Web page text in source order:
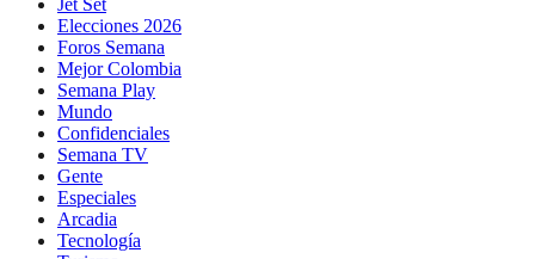
Elecciones 2026
Foros Semana
Mejor Colombia
Semana Play
Mundo
Confidenciales
Semana TV
Gente
Especiales
Arcadia
Tecnología